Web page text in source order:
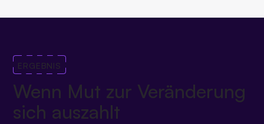
ERGEBNIS
Wenn Mut zur Veränderung
sich auszahlt